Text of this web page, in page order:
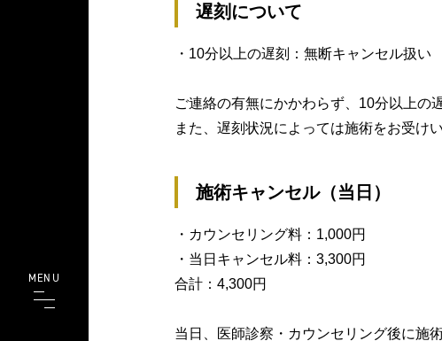
MENU
遅刻について
・10分以上の遅刻：無断キャンセル扱い
ご連絡の有無にかかわらず、10分以上の
また、遅刻状況によっては施術をお受け
施術キャンセル（当⽇）
・カウンセリング料：1,000円
・当⽇キャンセル料：3,300円
合計：4,300円
当⽇、医師診察・カウンセリング後に施